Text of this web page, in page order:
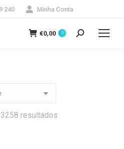
240 Minha Conta
€0,00 0 Search:
resultados